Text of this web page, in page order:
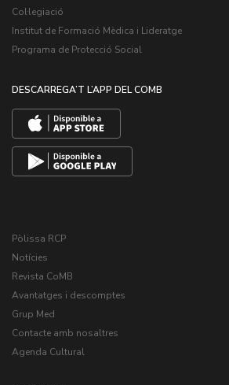
Col·legiació
Institut de Formació Mèdica i Lideratge
Programa de Protecció Social
DESCARREGA’T L’APP DEL COMB
Pòlissa RCP
Notícies
Revista CoMB
Avantatges i descomptes
Grup Med
Contacte amb nosaltres
Agenda Cultural